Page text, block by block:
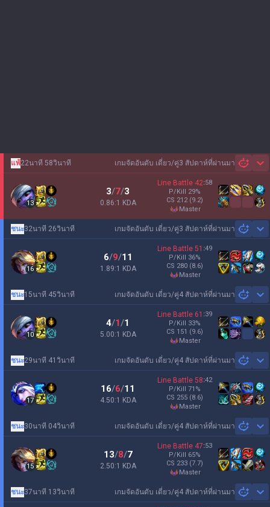
เกมจัดอันดับ เดี่ยว/คู่3 สัปดาห์ที่ผ่านมา
แพ้22นาที 58วินาที
13
3/7/3
0.86:1 KDA
Line Battle 42:58
P/Kill 29%
CS 212 (9.2)
master
เกมจัดอันดับ เดี่ยว/คู่3 สัปดาห์ที่ผ่านมา
ชนะ32นาที 26วินาที
16
6/9/11
1.89:1 KDA
Line Battle 51 :49
P/Kill 36%
CS 280 (8.6)
master
เกมจัดอันดับ เดี่ยว/คู่4 สัปดาห์ที่ผ่านมา
ชนะ15นาที 45วินาที
10
4/1/1
5.00:1 KDA
Line Battle 61 :39
P/Kill 33%
CS 151 (9.6)
master
เกมจัดอันดับ เดี่ยว/คู่4 สัปดาห์ที่ผ่านมา
ชนะ29นาที 41วินาที
17
16/6/11
4.50:1 KDA
Line Battle 58:42
P/Kill 71 %
CS 255 (8.6)
master
เกมจัดอันดับ เดี่ยว/คู่4 สัปดาห์ที่ผ่านมา
ชนะ30นาที 04วินาที
15
13/8/7
2.50:1 KDA
Line Battle 47:53
P/Kill 65%
CS 233 (7.7)
master
เกมจัดอันดับ เดี่ยว/คู่4 สัปดาห์ที่ผ่านมา
ชนะ37นาที 13วินาที